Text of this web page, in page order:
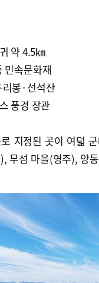
약 4.5㎞
민속문화재
봉·선석산
풍경 장관
지정된 곳이 여덟
무섬 마을(영주), 양